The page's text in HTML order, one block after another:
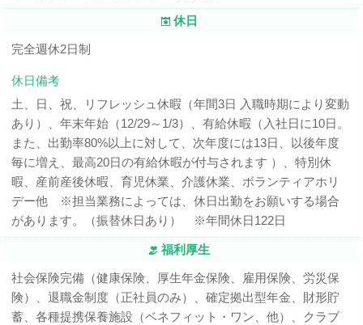
休日
完全週休2日制
休日備考
土、日、祝、リフレッシュ休暇（年間3日 入職時期により変動
あり）、年末年始（12/29～1/3）、有給休暇（入社日に10日。
また、出勤率80%以上に対して、次年度には13日、以後年度
毎に増え、最高20日の有給休暇が付与されます ）、特別休
暇、産前産後休暇、育児休業、介護休業、ボランティアホリ
デー他 ※担当業務によっては、休日出勤をお願いする場合
があります。（振替休日あり） ※年間休日122日
福利厚生
社会保険完備（健康保険、厚生年金保険、雇用保険、労災保
険）、退職金制度（正社員のみ）、確定拠出型年金、財形貯
蓄、各種提携保養施設（ベネフィット・ワン、他）、クラブ